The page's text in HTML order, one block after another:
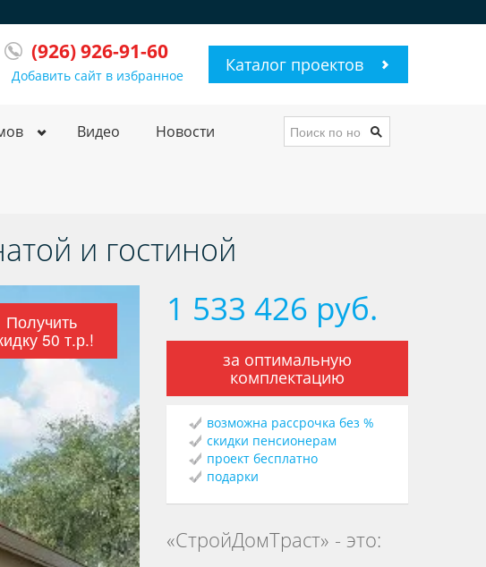
(926) 926-91-60
Каталог проектов
Добавить сайт в избранное
Видео Новости
и гостиной
Получить
50 т.р.!
1 533 426 руб.
за оптимальную
комплектацию
возможна рассрочка без %
скидки пенсионерам
проект бесплатно
подарки
«СтройДомТраст» - это: